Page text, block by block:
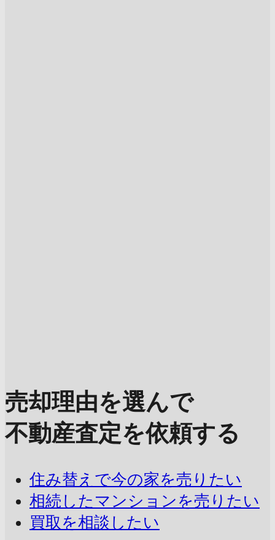
売却理由を選んで
不動産査定を依頼する
住み替えで今の家を売りたい
相続したマンションを売りたい
買取を相談したい